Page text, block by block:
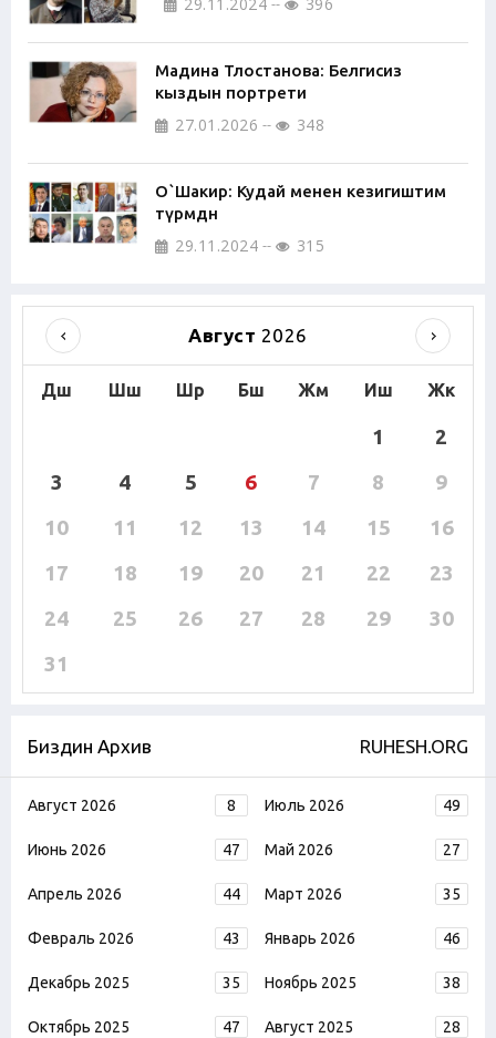
Мадина Тлостанова: Белгисиз
кыздын портрети
27.01.2026 348
О`Шакир: Кудай менен кезигиштим
түрмөдөн
29.11.2024 315
Август 2026
Дш Шш Шр Бш Жм Иш Жк
1
2
3
4 5 6 7 8
9
10
11 12 13 14 15
16
17
18 19 20 21 22
23
24
25 26 27 28 29
30
31
Биздин Архив RUHESH.ORG
Август 2026 8 Июль 2026 49
Июнь 2026 47 Май 2026 27
Апрель 2026 44 Март 2026 35
Февраль 2026 43 Январь 2026 46
Декабрь 2025 35 Ноябрь 2025 38
Октябрь 2025 47 Август 2025 28